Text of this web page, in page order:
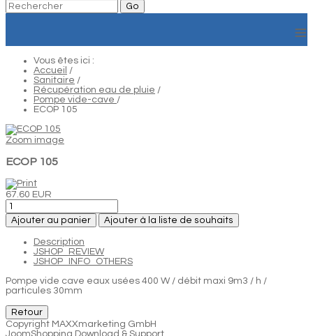
≡
Vous êtes ici :
Accueil /
Sanitaire /
Récupération eau de pluie /
Pompe vide-cave /
ECOP 105
Zoom image
ECOP 105
67.60 EUR
Ajouter au panier Ajouter à la liste de souhaits
Description
JSHOP_REVIEW
JSHOP_INFO_OTHERS
Pompe vide cave eaux usées 400 W / débit maxi 9m3 / h /
particules 30mm
Copyright MAXXmarketing GmbH